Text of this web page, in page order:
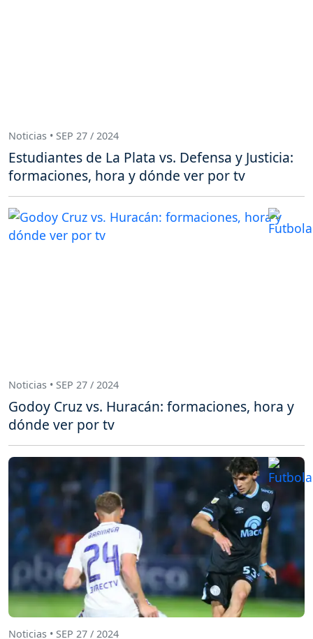
Noticias • SEP 27 / 2024
Estudiantes de La Plata vs. Defensa y Justicia:
formaciones, hora y dónde ver por tv
Noticias • SEP 27 / 2024
Godoy Cruz vs. Huracán: formaciones, hora y
dónde ver por tv
Noticias • SEP 27 / 2024